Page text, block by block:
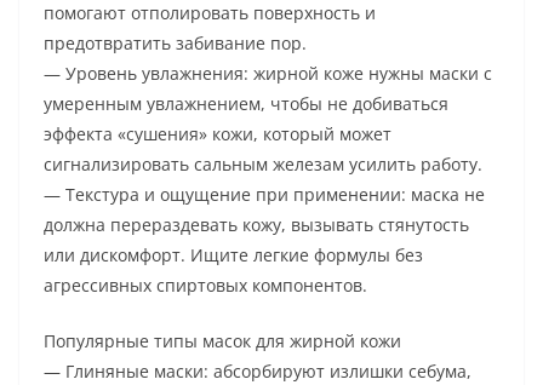
помогают отполировать поверхность и
предотвратить забивание пор.
— Уровень увлажнения: жирной коже нужны маски с
умеренным увлажнением, чтобы не добиваться
эффекта «сушения» кожи, который может
сигнализировать сальным железам усилить работу.
— Текстура и ощущение при применении: маска не
должна перераздевать кожу, вызывать стянутость
или дискомфорт. Ищите легкие формулы без
агрессивных спиртовых компонентов.
Популярные типы масок для жирной кожи
— Глиняные маски: абсорбируют излишки себума,